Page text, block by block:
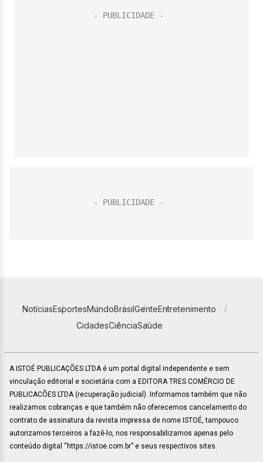
NotíciasEsportesMundoBrasilGenteEntretenimento
CidadesCiênciaSaúde
A ISTOÉ PUBLICAÇÕES LTDA é um portal digital independente e sem
vinculação editorial e societária com a EDITORA TRES COMÉRCIO DE
PUBLICACÕES LTDA (recuperação judicial). Informamos também que não
realizamos cobranças e que também não oferecemos cancelamento do
contrato de assinatura da revista impressa de nome ISTOÉ, tampouco
autorizamos terceiros a fazê-lo, nos responsabilizamos apenas pelo
conteúdo digital “https://istoe.com.br” e seus respectivos sites.